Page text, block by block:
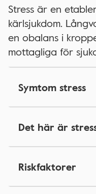
Stress är en
kärlsjukdom.
en obalans i
mottagliga för
Symtom stress
Det här är
Riskfaktorer